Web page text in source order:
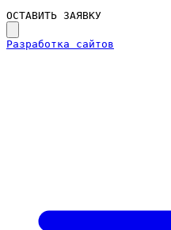
ОСТАВИТЬ ЗАЯВКУ
Разработка сайтов